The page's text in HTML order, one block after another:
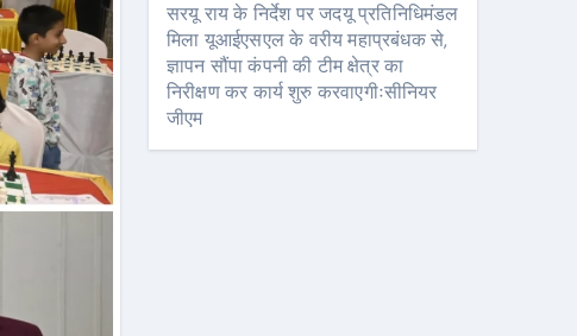
सरयू राय के निर्देश पर जदयू प्रतिनिधिमंडल
मिला यूआईएसएल के वरीय महाप्रबंधक से,
ज्ञापन सौंपा कंपनी की टीम क्षेत्र का
निरीक्षण कर कार्य शुरु करवाएगीःसीनियर
जीएम